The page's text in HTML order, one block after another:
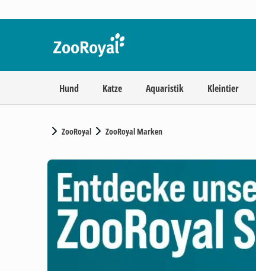
Hund Katze Aquaristik Kleintier
ZooRoyal ZooRoyal Marken